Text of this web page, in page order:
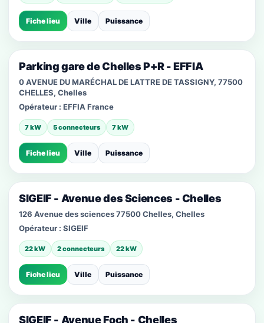
Fiche lieu Ville Puissance
Parking gare de Chelles P+R - EFFIA
0 AVENUE DU MARÉCHAL DE LATTRE DE TASSIGNY, 77500
CHELLES, Chelles
Opérateur : EFFIA France
7 kW 5 connecteurs 7 kW
Fiche lieu Ville Puissance
SIGEIF - Avenue des Sciences - Chelles
126 Avenue des sciences 77500 Chelles, Chelles
Opérateur : SIGEIF
22 kW 2 connecteurs 22 kW
Fiche lieu Ville Puissance
SIGEIF - Avenue Foch - Chelles